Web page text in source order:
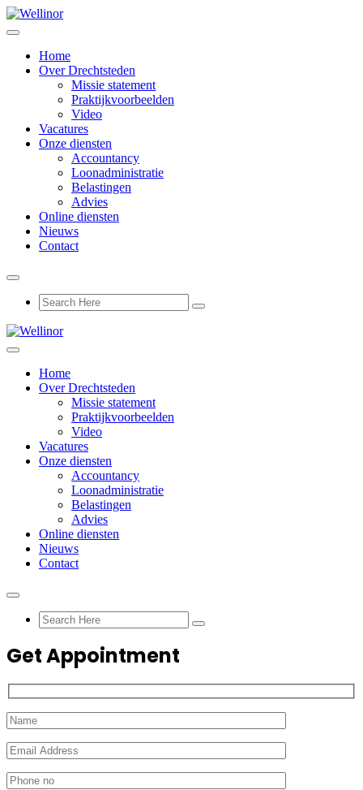
Home
Over Drechtsteden
Missie statement
Praktijkvoorbeelden
Video
Vacatures
Onze diensten
Accountancy
Loonadministratie
Belastingen
Advies
Online diensten
Nieuws
Contact
Home
Over Drechtsteden
Missie statement
Praktijkvoorbeelden
Video
Vacatures
Onze diensten
Accountancy
Loonadministratie
Belastingen
Advies
Online diensten
Nieuws
Contact
Get Appointment